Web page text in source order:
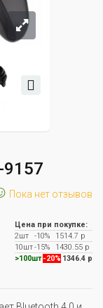
9157
Пока нет отзывов
Цена при покупке:
2шт
-10%
1514.7 р
10шт-15%
1430.55 р
>100шт -20% 1346.4 р